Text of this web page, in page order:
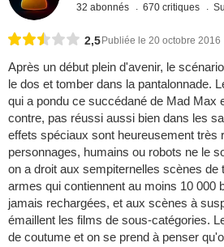
32 abonnés 670 critiques
2,5 Publiée le 20 octobre 2016
Après un début plein d'avenir, le
le dos et tomber dans la pantalonnade.
qui a pondu ce succédané de Mad Max
contre, pas réussi aussi bien dans les
effets spéciaux sont heureusement très
personnages, humains ou robots ne le
on a droit aux sempiternelles scènes de
armes qui contiennent au moins 10 000
jamais rechargées, et aux scènes à
émaillent les films de sous-catégories.
de coutume et on se prend à penser